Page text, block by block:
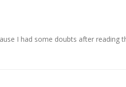
I had some doubts after reading